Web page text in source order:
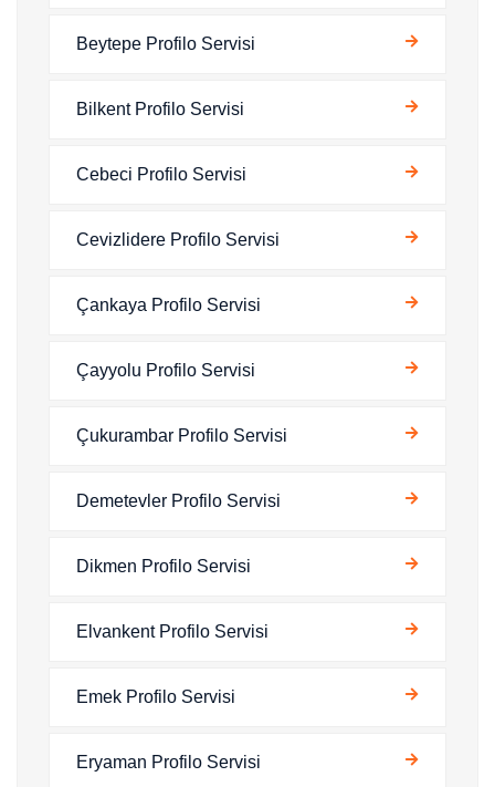
Beytepe Profilo Servisi
Bilkent Profilo Servisi
Cebeci Profilo Servisi
Cevizlidere Profilo Servisi
Çankaya Profilo Servisi
Çayyolu Profilo Servisi
Çukurambar Profilo Servisi
Demetevler Profilo Servisi
Dikmen Profilo Servisi
Elvankent Profilo Servisi
Emek Profilo Servisi
Eryaman Profilo Servisi